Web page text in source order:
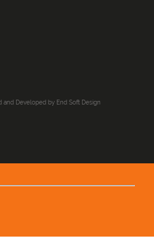
and Developed by End Soft Design